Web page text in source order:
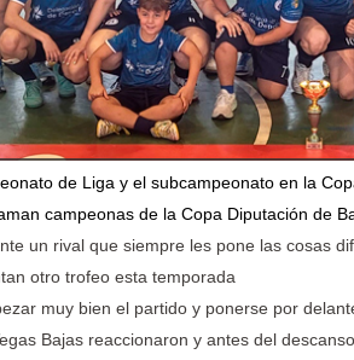
de Liga y el subcampeonato en la
campeonas de la Copa Diputación de
un rival que siempre les pone las cosas
otro trofeo esta temporada
muy bien el partido y ponerse por
Bajas reaccionaron y antes del